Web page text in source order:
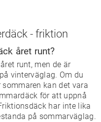
- friktion
året runt?
runt, men de är
vinterväglag. Om du
kan det vara
för att uppnå
har inte lika
på sommarväglag.